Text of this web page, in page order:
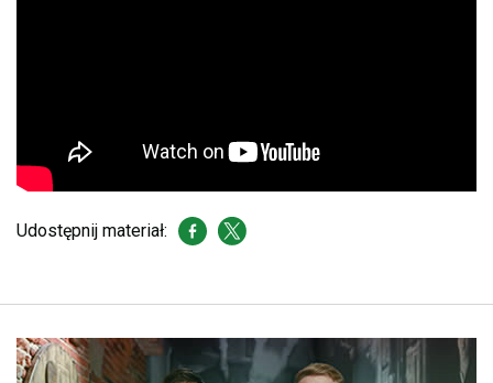
Udostępnij materiał: